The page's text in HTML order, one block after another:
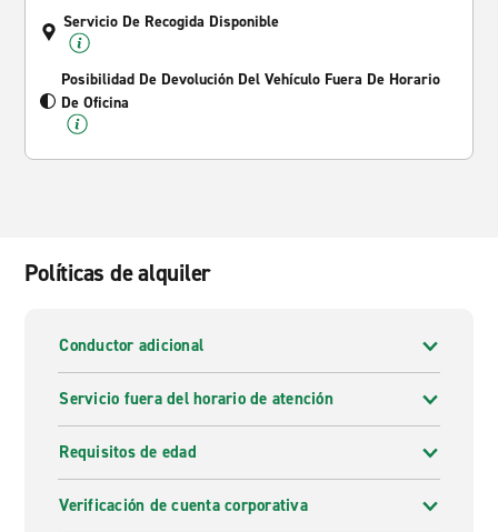
Servicio De Recogida Disponible
Posibilidad De Devolución Del Vehículo Fuera De Horario
De Oficina
Políticas de alquiler
Conductor adicional
Servicio fuera del horario de atención
Requisitos de edad
Verificación de cuenta corporativa